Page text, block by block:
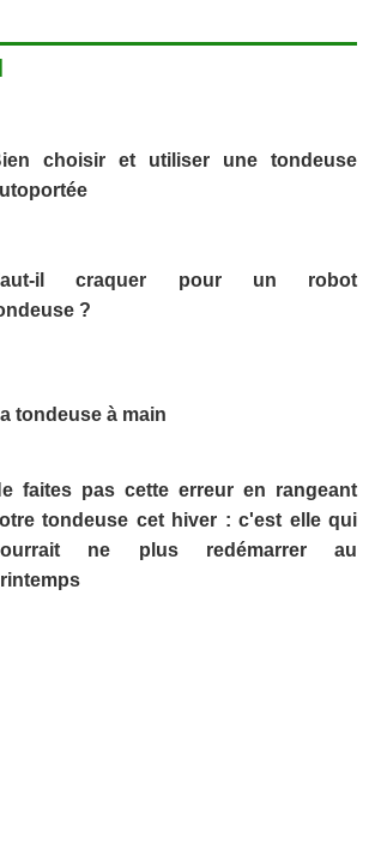
choisir et utiliser une tondeuse
il craquer pour un robot
?
tondeuse à main
faites pas cette erreur en rangeant
tondeuse cet hiver : c'est elle qui
ne plus redémarrer au